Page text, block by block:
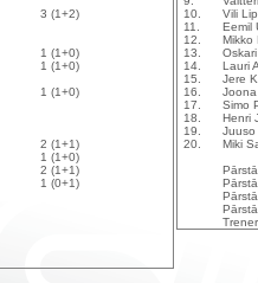
3 (1+2)
1 (1+0)
1 (1+0)
1 (1+0)
2 (1+1)
1 (1+0)
2 (1+1)
1 (0+1)
10.
Vili
11.
Eemil
12.
Mikko
13.
14.
Lauri
15.
Jere
16.
17.
Simo
18.
Henri
19.
Juuso
20.
Miki